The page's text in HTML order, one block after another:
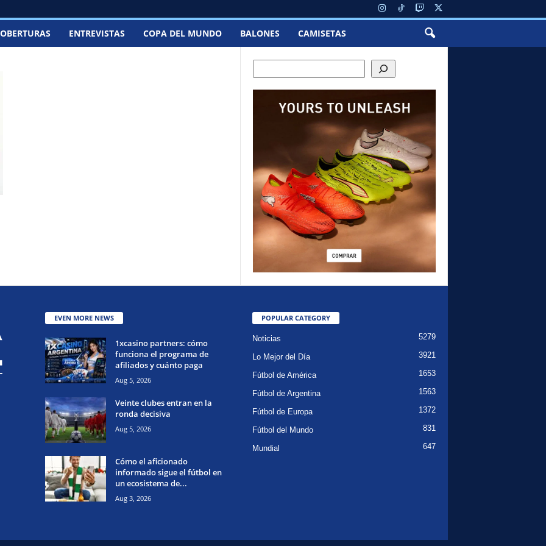
ENTREVISTAS COPA DEL MUNDO BALONES CAMISETAS
EVEN MORE NEWS
1xcasino partners: cómo
funciona el programa de
afiliados y cuánto paga
Aug 5, 2026
Veinte clubes entran en la
ronda decisiva
Aug 5, 2026
Cómo el aficionado
informado sigue el fútbol en
un ecosistema de...
Aug 3, 2026
POPULAR CATEGORY
Noticias 5279
Lo Mejor del Día 3921
Fútbol de América 1653
Fútbol de Argentina 1563
Fútbol de Europa 1372
Fútbol del Mundo 831
Mundial 647